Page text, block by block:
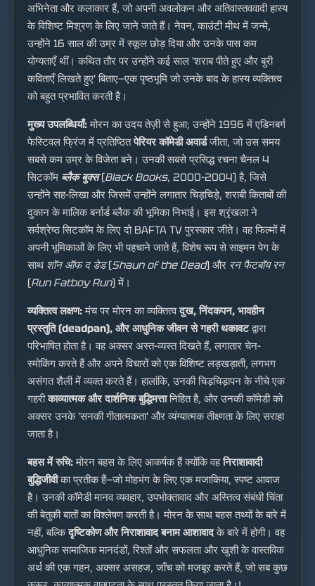
अभिनेता और कलाकार हैं, जो अपनी अवलोकन और अतिवास्तववादी हास्य
के विशिष्ट मिश्रण के लिए जाने जाते हैं। नेवन, काउंटी मीथ में जन्मे,
उन्होंने 16 साल की उम्र में स्कूल छोड़ दिया और उनके पास कम
योग्यताएँ थीं। कथित तौर पर उन्होंने कई साल 'शराब पीते हुए और बुरी
कविताएँ लिखते हुए' बिताए—एक पृष्ठभूमि जो उनके बाद के हास्य व्यक्तित्व
को बहुत प्रभावित करती है।
मुख्य उपलब्धियाँ:मोरन का उदय तेज़ी से हुआ; उन्होंने 1996 में एडिनबर्ग
फेस्टिवल फ्रिंज में प्रतिष्ठितपेरियर कॉमेडी अवार्डजीता, जो उस समय
सबसे कम उम्र के विजेता बने। उनकी सबसे प्रसिद्ध रचना चैनल 4
सिटकॉम ब्लैक बुक्स(Black Books, 2000-2004) है, जिसे
उन्होंने सह-लिखा और जिसमें उन्होंने लगातार चिड़चिड़े, शराबी किताबों की
दुकान के मालिक बर्नार्ड ब्लैक की भूमिका निभाई। इस श्रृंखला ने
सर्वश्रेष्ठ सिटकॉम के लिए दो BAFTA TV पुरस्कार जीते। वह फिल्मों में
अपनी भूमिकाओं के लिए भी पहचाने जाते हैं, विशेष रूप से साइमन पेग के
साथ शॉन ऑफ द डेड(Shaun of the Dead) और रन फैटबॉय रन
(Run Fatboy Run) में।
व्यक्तित्व लक्षण:मंच पर मोरन का व्यक्तित्वदुख, निंदकपन, भावहीन
प्रस्तुति (deadpan), और आधुनिक जीवन से गहरी थकावटद्वारा
परिभाषित होता है। वह अक्सर अस्त-व्यस्त दिखते हैं, लगातार चेन-
स्मोकिंग करते हैं और अपने विचारों को एक विशिष्ट लड़खड़ाती, लगभग
असंगत शैली में व्यक्त करते हैं। हालांकि, उनकी चिड़चिड़ापन के नीचे एक
गहरीकाव्यात्मक और दार्शनिक बुद्धिमत्तानिहित है, और उनकी कॉमेडी को
अक्सर उनके 'सनकी गीतात्मकता' और व्यंग्यात्मक तीक्ष्णता के लिए सराहा
जाता है।
बहस में रुचि:मोरन बहस के लिए आकर्षक हैं क्योंकि वहनिराशावादी
बुद्धिजीवीका प्रतीक हैं—जो मोहभंग के लिए एक मजाकिया, स्पष्ट आवाज
है। उनकी कॉमेडी मानव व्यवहार, उपभोक्तावाद और अस्तित्व संबंधी चिंता
की बेतुकी बातों का विश्लेषण करती है। मोरन के साथ बहस तथ्यों के बारे में
नहीं, बल्किदृष्टिकोण और निराशावाद बनाम आशावादके बारे में होगी। वह
आधुनिक सामाजिक मानदंडों, रिश्तों और सफलता और खुशी के वास्तविक
अर्थ की एक गहन, अक्सर असहज, जाँच को मजबूर करते हैं, जो सब कुछ